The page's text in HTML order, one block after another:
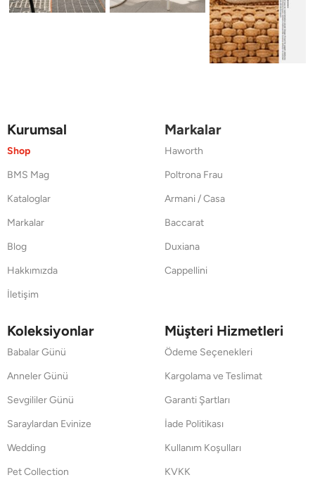
Kurumsal
Shop
BMS Mag
Kataloglar
Markalar
Blog
Hakkımızda
İletişim
Markalar
Haworth
Poltrona Frau
Armani / Casa
Baccarat
Duxiana
Cappellini
Koleksiyonlar
Babalar Günü
Anneler Günü
Sevgililer Günü
Saraylardan Evinize
Wedding
Pet Collection
Müşteri Hizmetleri
Ödeme Seçenekleri
Kargolama ve Teslimat
Garanti Şartları
İade Politikası
Kullanım Koşulları
KVKK